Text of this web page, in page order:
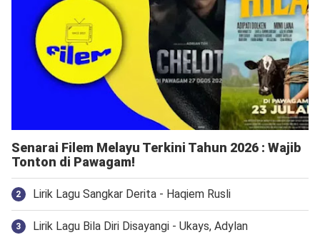
Senarai Filem Melayu Terkini Tahun 2026 : Wajib
Tonton di Pawagam!
Lirik Lagu Sangkar Derita - Haqiem Rusli
Lirik Lagu Bila Diri Disayangi - Ukays, Adylan